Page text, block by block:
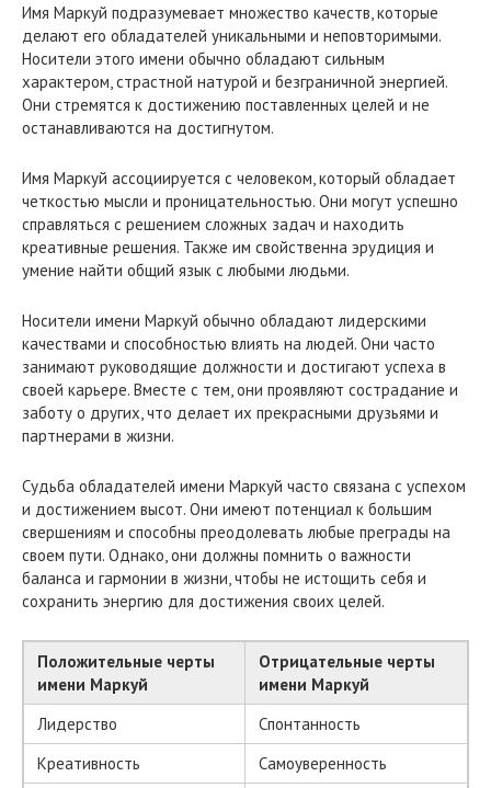
Имя Маркуй подразумевает множество качеств, которые
делают его обладателей уникальными и неповторимыми.
Носители этого имени обычно обладают сильным
характером, страстной натурой и безграничной энергией.
Они стремятся к достижению поставленных целей и не
останавливаются на достигнутом.
Имя Маркуй ассоциируется с человеком, который обладает
четкостью мысли и проницательностью. Они могут успешно
справляться с решением сложных задач и находить
креативные решения. Также им свойственна эрудиция и
умение найти общий язык с любыми людьми.
Носители имени Маркуй обычно обладают лидерскими
качествами и способностью влиять на людей. Они часто
занимают руководящие должности и достигают успеха в
своей карьере. Вместе с тем, они проявляют сострадание и
заботу о других, что делает их прекрасными друзьями и
партнерами в жизни.
Судьба обладателей имени Маркуй часто связана с успехом
и достижением высот. Они имеют потенциал к большим
свершениям и способны преодолевать любые преграды на
своем пути. Однако, они должны помнить о важности
баланса и гармонии в жизни, чтобы не истощить себя и
сохранить энергию для достижения своих целей.
Положительные черты
имени Маркуй
Отрицательные черты
имени Маркуй
Лидерство
Спонтанность
Креативность
Самоуверенность